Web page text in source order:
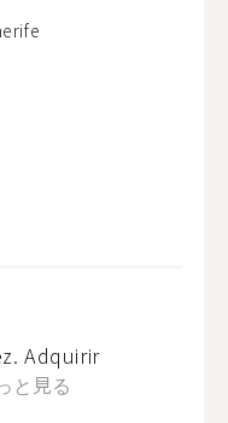
Adquirir
と見る